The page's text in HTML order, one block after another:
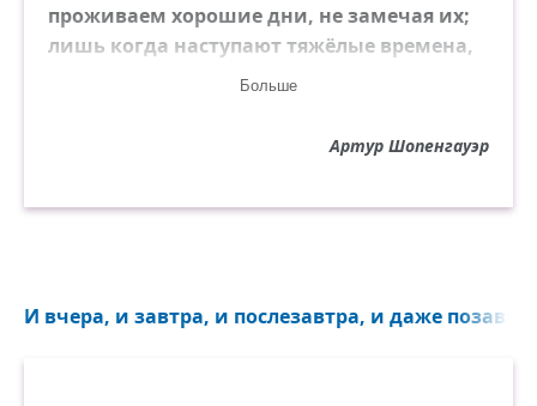
проживаем хорошие дни, не замечая их;
лишь когда наступают тяжёлые времена,
мы жаждем вернуть их и становимся
кислым лицом тысячи весёлых и
равнодушно пропускаем мимо себя и
Больше
Артур Шопенгауэр
И вчера, и завтра, и послезавтра, и даже